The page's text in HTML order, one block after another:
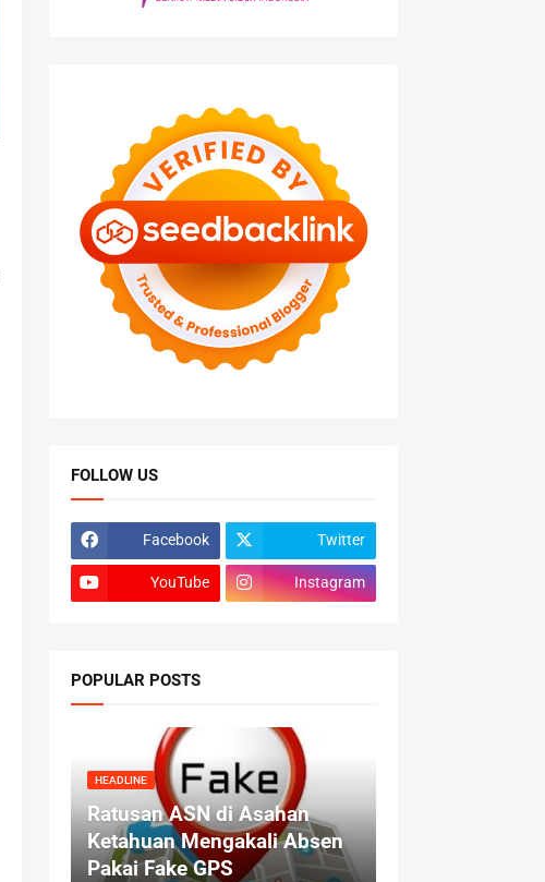
FOLLOW US
Facebook Twitter
YouTube Instagram
POPULAR POSTS
HEADLINE
Ratusan ASN di Asahan
Ketahuan Mengakali Absen
Pakai Fake GPS